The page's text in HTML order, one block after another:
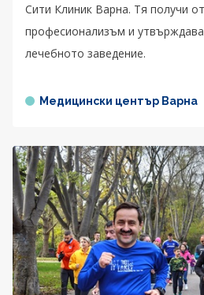
Сити Клиник Варна. Тя получи
професионализъм и
лечебното заведение.
Медицински център Варна